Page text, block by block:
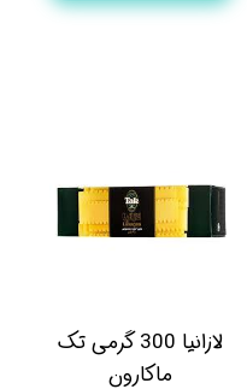
لازانیا 300 گرمی تک
ماکارون